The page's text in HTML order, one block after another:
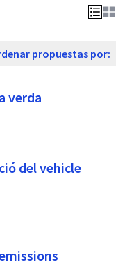
propuestas por:
verda
del vehicle